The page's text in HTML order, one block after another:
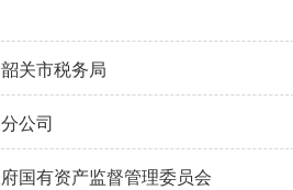
关市税务局
公司
国有资产监督管理委员会